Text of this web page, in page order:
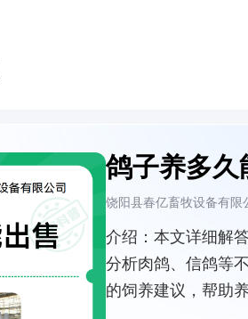
鸽子养多久
饶阳县春亿畜牧设备有限
介绍： 本文详细解
分析肉鸽、信鸽等
的饲养建议，帮助